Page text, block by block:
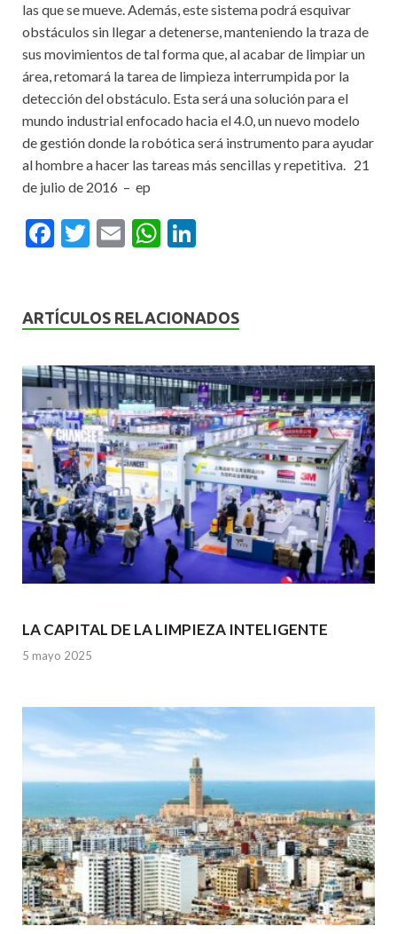
las que se mueve. Además, este sistema podrá esquivar
obstáculos sin llegar a detenerse, manteniendo la traza de
sus movimientos de tal forma que, al acabar de limpiar un
área, retomará la tarea de limpieza interrumpida por la
detección del obstáculo. Esta será una solución para el
mundo industrial enfocado hacia el 4.0, un nuevo modelo
de gestión donde la robótica será instrumento para ayudar
al hombre a hacer las tareas más sencillas y repetitiva. 21
de julio de 2016 – ep
F
b
o
k
T
er
E
l
W
s
p
p
dI
ARTÍCULOS RELACIONADOS
LA CAPITAL DE LA LIMPIEZA INTELIGENTE
5 mayo 2025